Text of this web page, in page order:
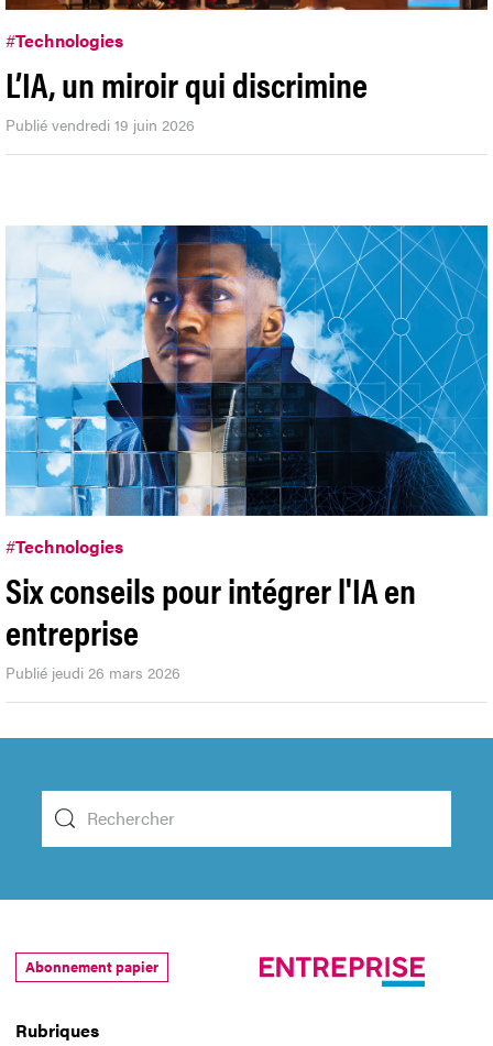
#Technologies
L’IA, un miroir qui discrimine
Publié vendredi 19 juin 2026
#Technologies
Six conseils pour intégrer l'IA en
entreprise
Publié jeudi 26 mars 2026
Rubriques
Abonnement papier